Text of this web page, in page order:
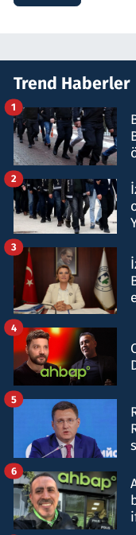
Trend Haberler
1
2
3
4
5
6